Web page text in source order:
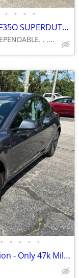
• • • •
POWERSTROKE DIESEL *2OO6 FORD F35O SUPERDUTY 1-TON DUALLY CREW CAB
*ONLY 155K MILES. . .*DEPENDABLE. . .*AFFORDABLE
• • • • •
2022 Tesla Model 3 - Like New Condition - Only 47k Miles!